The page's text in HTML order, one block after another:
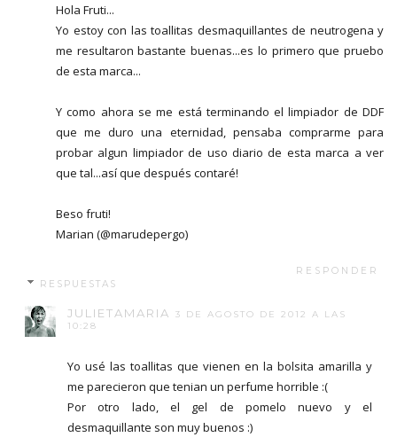
Hola Fruti...
Yo estoy con las toallitas desmaquillantes de neutrogena y
me resultaron bastante buenas...es lo primero que pruebo
de esta marca...
Y como ahora se me está terminando el limpiador de DDF
que me duro una eternidad, pensaba comprarme para
probar algun limpiador de uso diario de esta marca a ver
que tal...así que después contaré!
Beso fruti!
Marian (@marudepergo)
RESPONDER
RESPUESTAS
JULIETAMARIA
3 DE AGOSTO DE 2012 A LAS
10:28
Yo usé las toallitas que vienen en la bolsita amarilla y
me parecieron que tenian un perfume horrible :(
Por otro lado, el gel de pomelo nuevo y el
desmaquillante son muy buenos :)